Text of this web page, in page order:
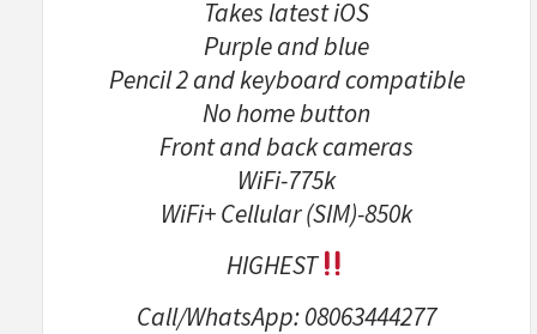
Takes latest iOS
Purple and blue
Pencil 2 and keyboard compatible
No home button
Front and back cameras
WiFi-775k
WiFi+ Cellular (SIM)-850k
HIGHEST
Call/WhatsApp: 08063444277